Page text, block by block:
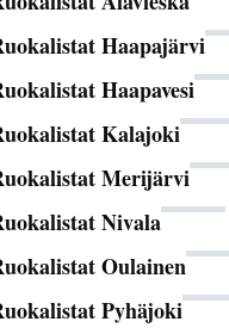
Haapajärvi
Haapavesi
Kalajoki
Merijärvi
Nivala
Oulainen
Pyhäjoki